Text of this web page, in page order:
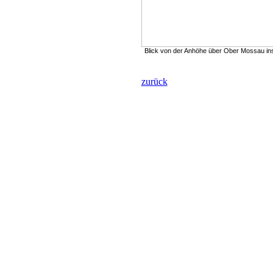
Blick von der Anhöhe über Ober Mossau
zurück